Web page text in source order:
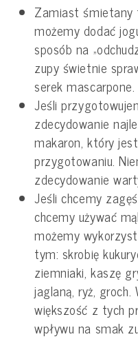
Zamiast śmietany
możemy dodać
sposób na
zupy świetnie
serek mascarpone.
Jeśli
zdecydowanie
makaron, który
przygotowaniu.
zdecydowanie
Jeśli chcemy
chcemy używać
możemy
tym: skrobię
ziemniaki, kaszę
jaglaną, ryż,
większość z tych
wpływu na smak